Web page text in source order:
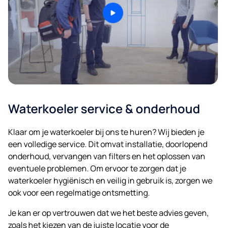
Waterkoeler service & onderhoud
Klaar om je waterkoeler bij ons te huren? Wij bieden je
een volledige service. Dit omvat installatie, doorlopend
onderhoud, vervangen van filters en het oplossen van
eventuele problemen. Om ervoor te zorgen dat je
waterkoeler hygiënisch en veilig in gebruik is, zorgen we
ook voor een regelmatige ontsmetting.
Je kan er op vertrouwen dat we het beste advies geven,
zoals het kiezen van de juiste locatie voor de